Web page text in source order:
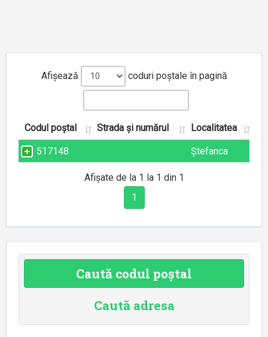
Afișează coduri poștale în pagină
Codul poștal Strada și numărul Localitatea
517148 Ștefanca
Afișate de la 1 la 1 din 1
1
Caută codul poștal
Caută adresa